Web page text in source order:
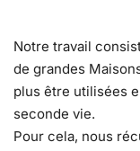
Notre travail
de grandes
plus être utilisées
seconde vie.
Pour cela, nous